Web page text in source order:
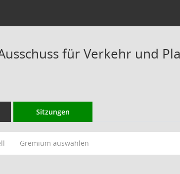
für Verkehr und
Sitzungen
Gremium auswählen